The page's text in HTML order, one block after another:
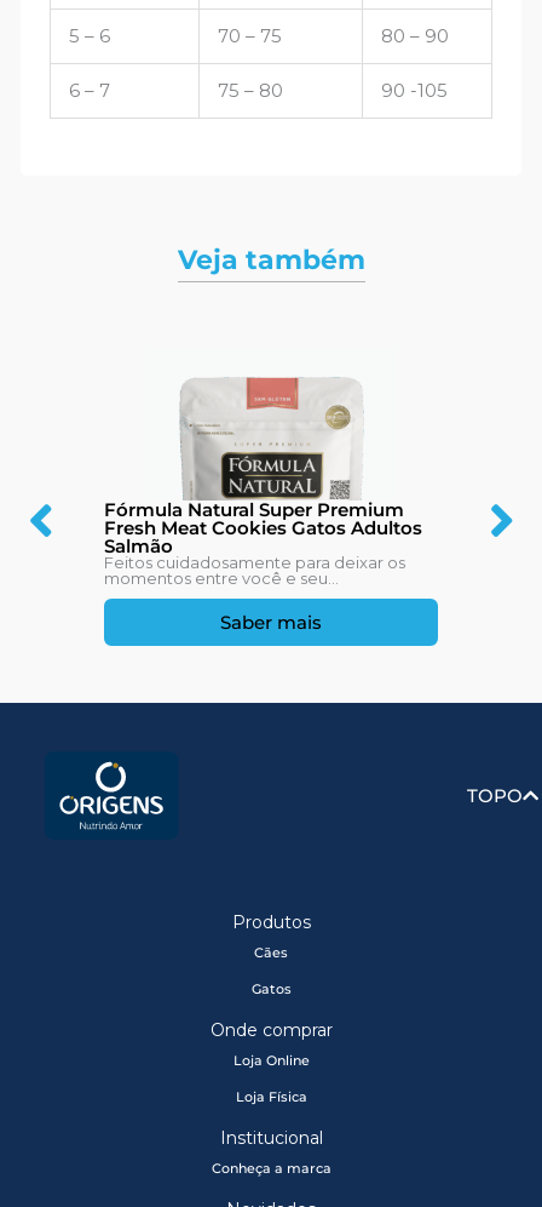
5 – 6 70 – 75 80 – 90
6 – 7 75 – 80 90 -105
Veja também
Fórmula Natural Super Premium
Fresh Meat Cookies Gatos Adultos
Salmão
Feitos cuidadosamente para deixar os
momentos entre você e seu...
Saber mais
TOPO
Produtos
Cães
Gatos
Onde comprar
Loja Online
Loja Física
Institucional
Conheça a marca